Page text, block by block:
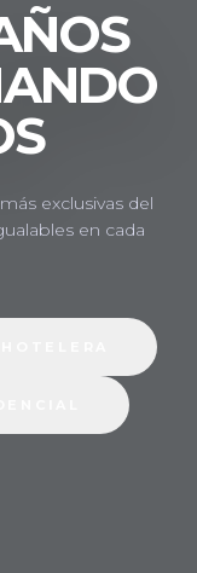
exclusivas del
en cada